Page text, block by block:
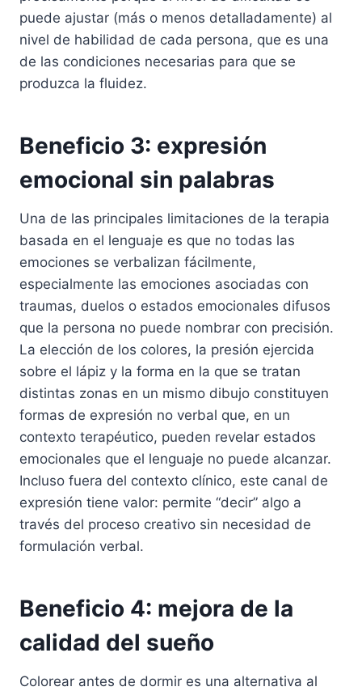
puede ajustar (más o menos detalladamente) al
nivel de habilidad de cada persona, que es una
de las condiciones necesarias para que se
produzca la fluidez.
Beneficio 3: expresión
emocional sin palabras
Una de las principales limitaciones de la terapia
basada en el lenguaje es que no todas las
emociones se verbalizan fácilmente,
especialmente las emociones asociadas con
traumas, duelos o estados emocionales difusos
que la persona no puede nombrar con precisión.
La elección de los colores, la presión ejercida
sobre el lápiz y la forma en la que se tratan
distintas zonas en un mismo dibujo constituyen
formas de expresión no verbal que, en un
contexto terapéutico, pueden revelar estados
emocionales que el lenguaje no puede alcanzar.
Incluso fuera del contexto clínico, este canal de
expresión tiene valor: permite “decir” algo a
través del proceso creativo sin necesidad de
formulación verbal.
Beneficio 4: mejora de la
calidad del sueño
Colorear antes de dormir es una alternativa al